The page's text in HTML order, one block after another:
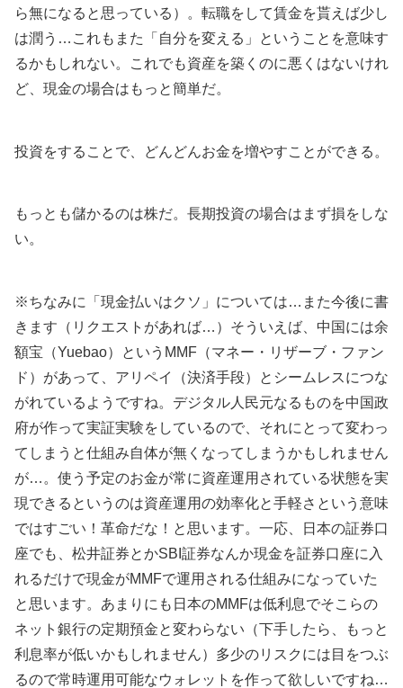
ら無になると思っている）。転職をして賃金を貰えば少し
は潤う…これもまた「自分を変える」ということを意味す
るかもしれない。これでも資産を築くのに悪くはないけれ
ど、現金の場合はもっと簡単だ。
投資をすることで、どんどんお金を増やすことができる。
もっとも儲かるのは株だ。長期投資の場合はまず損をしな
い。
※ちなみに「現金払いはクソ」については…また今後に書
きます（リクエストがあれば…）そういえば、中国には余
額宝（​Yuebao）というMMF（マネー・リザーブ・ファン
ド）があって、アリペイ（決済手段）とシームレスにつな
がれているようですね。デジタル人民元なるものを中国政
府が作って実証実験をしているので、それにとって変わっ
てしまうと仕組み自体が無くなってしまうかもしれません
が…。使う予定のお金が常に資産運用されている状態を実
現できるというのは資産運用の効率化と手軽さという意味
ではすごい！革命だな！と思います。一応、日本の証券口
座でも、松井証券とかSBI証券なんか現金を証券口座に入
れるだけで現金がMMFで運用される仕組みになっていた
と思います。あまりにも日本のMMFは低利息でそこらの
ネット銀行の定期預金と変わらない（下手したら、もっと
利息率が低いかもしれません）多少のリスクには目をつぶ
るので常時運用可能なウォレットを作って欲しいですね…